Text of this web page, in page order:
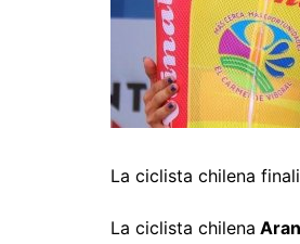
La ciclista chilena
La ciclista chilena